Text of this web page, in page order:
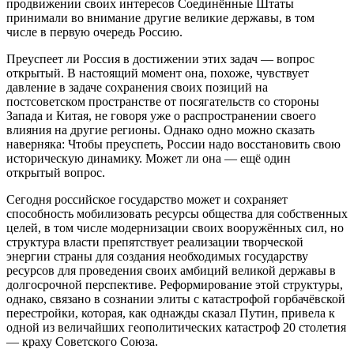
продвижении своих интересов Соединённые Штаты
принимали во внимание другие великие державы, в том
числе в первую очередь Россию.
Преуспеет ли Россия в достижении этих задач — вопрос
открытый. В настоящий момент она, похоже, чувствует
давление в задаче сохранения своих позиций на
постсоветском пространстве от посягательств со стороны
Запада и Китая, не говоря уже о распространении своего
влияния на другие регионы. Однако одно можно сказать
наверняка: Чтобы преуспеть, России надо восстановить свою
историческую динамику. Может ли она — ещё один
открытый вопрос.
Сегодня российское государство может и сохраняет
способность мобилизовать ресурсы общества для собственных
целей, в том числе модернизации своих вооружённых сил, но
структура власти препятствует реализации творческой
энергии страны для создания необходимых государству
ресурсов для проведения своих амбиций великой державы в
долгосрочной перспективе. Реформирование этой структуры,
однако, связано в сознании элиты с катастрофой горбачёвской
перестройки, которая, как однажды сказал Путин, привела к
одной из величайших геополитических катастроф 20 столетия
— краху Советского Союза.